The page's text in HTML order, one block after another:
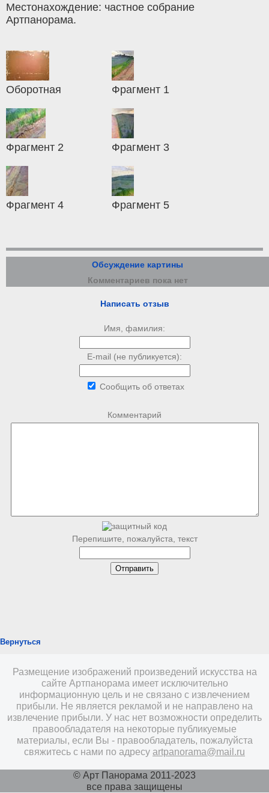
Местонахождение: частное собрание
Артпанорама.
Оборотная Фрагмент 1
Фрагмент 2 Фрагмент 3
Фрагмент 4 Фрагмент 5
Обсуждение картины
Комментариев пока нет
Написать отзыв
Имя, фамилия:
E-mail (не публикуется):
Сообщить об ответах
Комментарий
Перепишите, пожалуйста, текст
Вернуться
Размещение изображений произведений искусства на
сайте Артпанорама имеет исключительно
информационную цель и не связано с извлечением
прибыли. Не является рекламой и не направлено на
извлечение прибыли. У нас нет возможности определить
правообладателя на некоторые публикуемые
материалы, если Вы - правообладатель, пожалуйста
свяжитесь с нами по адресу artpanorama@mail.ru
© Арт Панорама 2011-2023
все права защищены